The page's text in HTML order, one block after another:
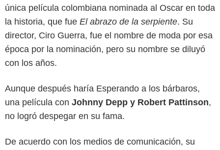
única película colombiana nominada al Oscar en toda
la historia, que fue El abrazo de la serpiente. Su
director, Ciro Guerra, fue el nombre de moda por esa
época por la nominación, pero su nombre se diluyó
con los años.
Aunque después haría Esperando a los bárbaros,
una película con Johnny Depp y Robert Pattinson,
no logró despegar en su fama.
De acuerdo con los medios de comunicación, su